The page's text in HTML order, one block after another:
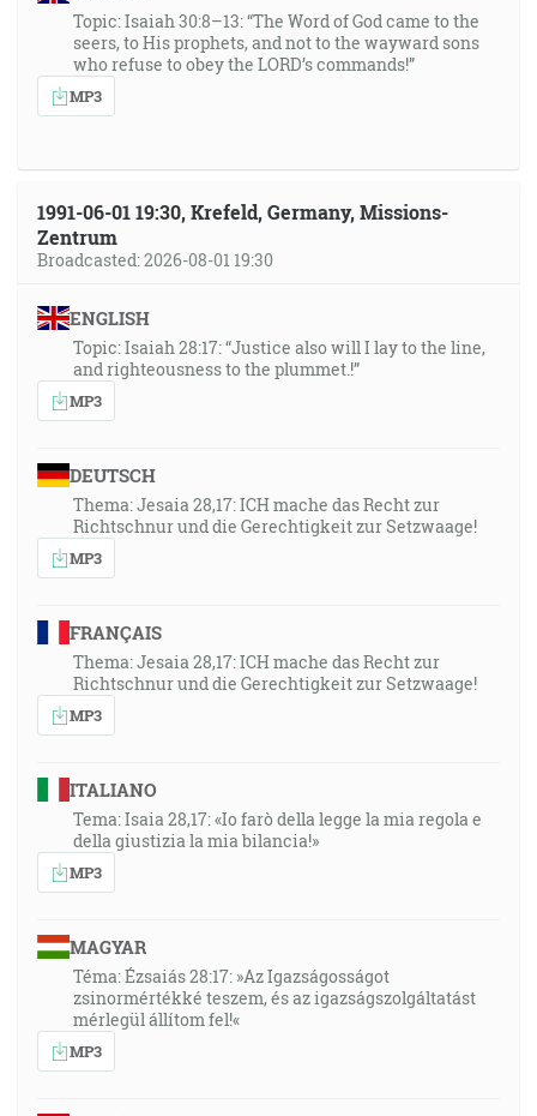
Topic: Isaiah 30:8–13: “The Word of God came to the
seers, to His prophets, and not to the wayward sons
who refuse to obey the LORD’s commands!”
MP3
1991-06-01 19:30, Krefeld, Germany, Missions-
Zentrum
Broadcasted: 2026-08-01 19:30
ENGLISH
Topic: Isaiah 28:17: “Justice also will I lay to the line,
and righteousness to the plummet.!”
MP3
DEUTSCH
Thema: Jesaia 28,17: ICH mache das Recht zur
Richtschnur und die Gerechtigkeit zur Setzwaage!
MP3
FRANÇAIS
Thema: Jesaia 28,17: ICH mache das Recht zur
Richtschnur und die Gerechtigkeit zur Setzwaage!
MP3
ITALIANO
Tema: Isaia 28,17: «Io farò della legge la mia regola e
della giustizia la mia bilancia!»
MP3
MAGYAR
Téma: Ézsaiás 28:17: »Az Igazságosságot
zsinormértékké teszem, és az igazságszolgáltatást
mérlegül állítom fel!«
MP3